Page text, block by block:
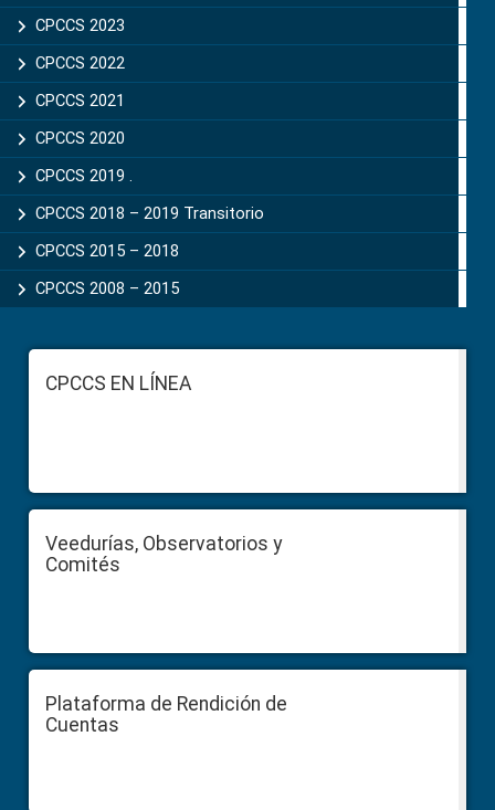
CPCCS 2023
CPCCS 2022
CPCCS 2021
CPCCS 2020
CPCCS 2019 .
CPCCS 2018 – 2019 Transitorio
CPCCS 2015 – 2018
CPCCS 2008 – 2015
FooterCPCCS EN LÍNEA
Veedurías, Observatorios y
Comités
Plataforma de Rendición de
Cuentas